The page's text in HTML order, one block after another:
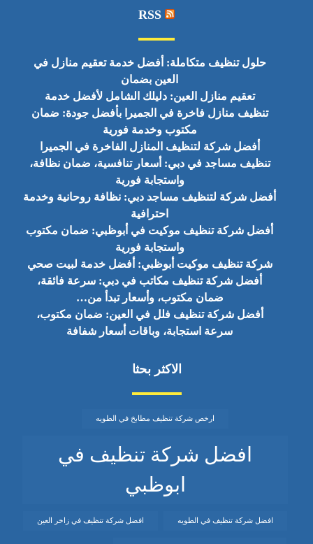
RSS
حلول تنظيف متكاملة: أفضل خدمة تعقيم منازل في
العين بضمان
تعقيم منازل العين: دليلك الشامل لأفضل خدمة
تنظيف منازل فاخرة في الجميرا بأفضل جودة: ضمان
مكتوب وخدمة فورية
أفضل شركة لتنظيف المنازل الفاخرة في الجميرا
تنظيف مساجد في دبي: أسعار تنافسية، ضمان نظافة،
واستجابة فورية
أفضل شركة لتنظيف مساجد دبي: نظافة روحانية وخدمة
احترافية
أفضل شركة تنظيف موكيت في أبوظبي: ضمان مكتوب
واستجابة فورية
شركة تنظيف موكيت أبوظبي: أفضل خدمة لبيت صحي
أفضل شركة تنظيف مكاتب في دبي: سرعة فائقة،
ضمان مكتوب، وأسعار تبدأ من…
أفضل شركة تنظيف فلل في العين: ضمان مكتوب،
سرعة استجابة، وباقات أسعار شفافة
الاكثر بحثا
ارخص شركة تنظيف مطابخ في الطويه
افضل شركة تنظيف في
ابوظبي
افضل شركة تنظيف في الطويه افضل شركة تنظيف في زاخر العين